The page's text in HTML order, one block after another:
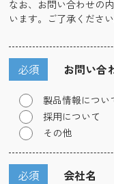
なお、お問い合わせの
います。ご了承ください
お問い合
必須
製品情報につい
採用について
その他
会社名
必須